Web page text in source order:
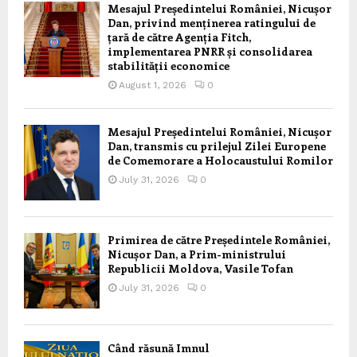
Mesajul Președintelui României, Nicușor
Dan, privind menținerea ratingului de
țară de către Agenția Fitch,
implementarea PNRR și consolidarea
stabilității economice
August 1, 2026 0
Mesajul Președintelui României, Nicușor
Dan, transmis cu prilejul Zilei Europene
de Comemorare a Holocaustului Romilor
July 31, 2026 0
Primirea de către Președintele României,
Nicușor Dan, a Prim-ministrului
Republicii Moldova, Vasile Tofan
July 31, 2026 0
Când răsună Imnul